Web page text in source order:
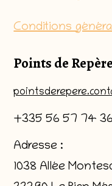
Conditions
Points de Repère
+335 56 57 74 36
Adresse :
1038 Allée